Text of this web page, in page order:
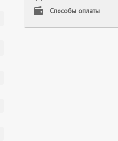
Способы оплаты